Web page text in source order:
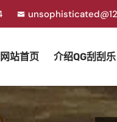
网站首页 介绍QG刮刮乐